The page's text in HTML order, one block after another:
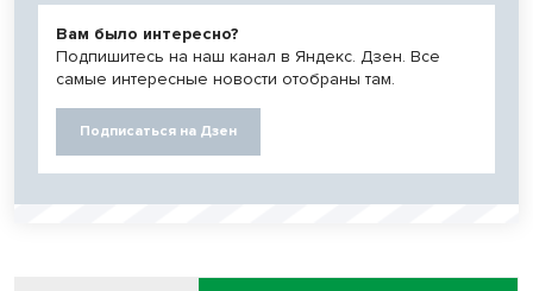
Вам было интересно?
Подпишитесь на наш канал в Яндекс. Дзен. Все
самые интересные новости отобраны там.
Подписаться на Дзен